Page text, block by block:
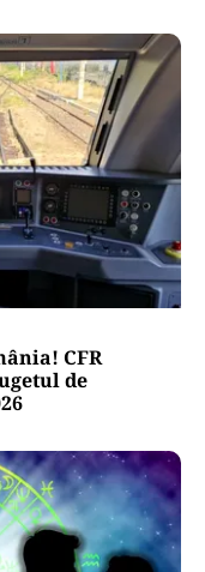
CFR
de